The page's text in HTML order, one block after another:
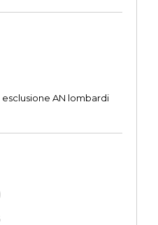
esclusione AN lombardi